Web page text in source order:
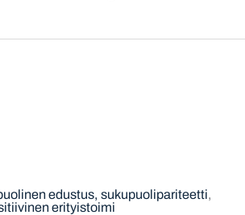
edustus, sukupuolipariteetti
erityistoimi